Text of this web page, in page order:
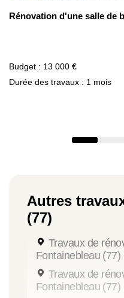
Rénovation d'une salle de
Budget : 13 000 €
Durée des travaux : 1 mois
Autres
(77)
Travaux de
Fontainebleau (77)
Travaux de
Fontainebleau (77)